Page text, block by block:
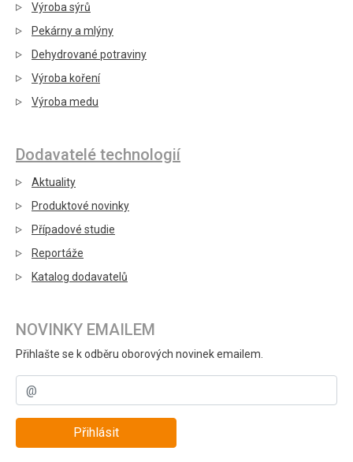
Výroba sýrů
Pekárny a mlýny
Dehydrované potraviny
Výroba koření
Výroba medu
Dodavatelé technologií
Aktuality
Produktové novinky
Případové studie
Reportáže
Katalog dodavatelů
NOVINKY EMAILEM
Přihlašte se k odběru oborových novinek emailem.
Přihlásit